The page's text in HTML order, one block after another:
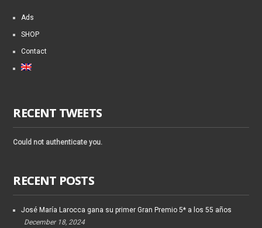
Ads
SHOP
Contact
RECENT TWEETS
Could not authenticate you.
RECENT POSTS
José María Larocca gana su primer Gran Premio 5* a los 55 años
December 18, 2024